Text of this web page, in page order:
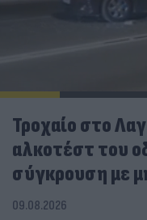
Τροχαίο στο
αλκοτέστ του
σύγκρουση με
09.08.2026